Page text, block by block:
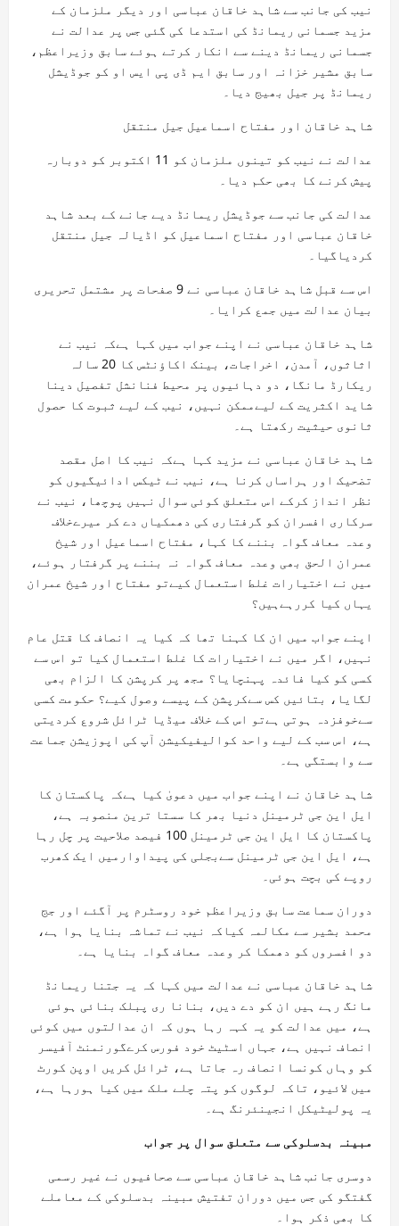
نیب کی جانب سے شاہد خاقان عباسی اور دیگر ملزمان کے
مزید جسمانی ریمانڈ کی استدعا کی گئی جس پر عدالت نے
جسمانی ریمانڈ دینے سے انکار کرتے ہوئے سابق وزیراعظم،
سابق مشیر خزانہ اور سابق ایم ڈی پی ایس او کو جوڈیشل
ریمانڈ پر جیل بھیج دیا۔
شاہد خاقان اور مفتاح اسماعیل جیل منتقل
عدالت نے نیب کو تینوں ملزمان کو 11 اکتوبر کو دوبارہ
پیش کرنے کا بھی حکم دیا۔
عدالت کی جانب سے جوڈیشل ریمانڈ دیے جانے کے بعد شاہد
خاقان عباسی اور مفتاح اسماعیل کو اڈیالہ جیل منتقل
کردیاگیا۔
اس سے قبل شاہد خاقان عباسی نے 9 صفحات پر مشتمل تحریری
بیان عدالت میں جمع کرایا۔
شاہد خاقان عباسی نے اپنے جواب میں کہا ہےکہ نیب نے
اثاثوں، آمدن، اخراجات، بینک اکاؤنٹس کا 20 سالہ
ریکارڈ مانگا، دو دہائیوں پر محیط فنانشل تفصیل دینا
شاید اکثریت کے لیےممکن نہیں، نیب کے لیے ثبوت کا حصول
ثانوی حیثیت رکھتا ہے۔
شاہد خاقان عباسی نے مزید کہا ہےکہ نیب کا اصل مقصد
تضحیک اور ہراساں کرنا ہے، نیب نے ٹیکس ادائیگیوں کو
نظر انداز کرکے اس متعلق کوئی سوال نہیں پوچھا، نیب نے
سرکاری افسران کو گرفتاری کی دھمکیاں دے کر میرےخلاف
وعدہ معاف گواہ بننے کا کہا، مفتاح اسماعیل اور شیخ
عمران الحق بھی وعدہ معاف گواہ نہ بننے پر گرفتار ہوئے،
میں نے اختیارات غلط استعمال کیےتو مفتاح اور شیخ عمران
یہاں کیا کررہےہیں؟
اپنے جواب میں ان کا کہنا تھا کہ کیا یہ انصاف کا قتل عام
نہیں، اگر میں نے اختیارات کا غلط استعمال کیا تو اس سے
کسی کو کیا فائدہ پہنچایا؟ مجھ پر کرپشن کا الزام بھی
لگایا، بتائیں کس سےکرپشن کے پیسے وصول کیے؟ حکومت کسی
سےخوفزدہ ہوتی ہےتو اس کے خلاف میڈیا ٹرائل شروع کردیتی
ہے، اس سب کے لیے واحد کوالیفیکیشن آپ کی اپوزیشن جماعت
سے وابستگی ہے۔
شاہد خاقان نے اپنے جواب میں دعویٰ کیا ہےکہ پاکستان کا
ایل این جی ٹرمینل دنیا بھر کا سستا ترین منصوبہ ہے،
پاکستان کا ایل این جی ٹرمینل 100 فیصد صلاحیت پر چل رہا
ہے، ایل این جی ٹرمینل سےبجلی کی پیداوارمیں ایک کھرب
روپے کی بچت ہوئی۔
دوران سماعت سابق وزیراعظم خود روسٹرم پر آگئے اور جج
محمد بشیر سے مکالمہ کیاکہ نیب نے تماشہ بنایا ہوا ہے،
دو افسروں کو دھمکا کر وعدہ معاف گواہ بنایا ہے۔
شاہد خاقان عباسی نے عدالت میں کہا کہ یہ جتنا ریمانڈ
مانگ رہے ہیں ان کو دے دیں، بنانا ری پبلک بنائی ہوئی
ہے، میں عدالت کو یہ کہہ رہا ہوں کہ ان عدالتوں میں کوئی
انصاف نہیں ہے، جہاں اسٹیٹ خود فورس کرےگورنمنٹ آفیسر
کو وہاں کونسا انصاف رہ جاتا ہے، ٹرائل کریں اوپن کورٹ
میں لائیو، تاکہ لوگوں کو پتہ چلے ملک میں کیا ہورہا ہے،
یہ پولیٹیکل انجینئرنگ ہے۔
مبینہ بدسلوکی سے متعلق سوال پر جواب
دوسری جانب شاہد خاقان عباسی سے صحافیوں نے غیر رسمی
گفتگو کی جس میں دوران تفتیش مبینہ بدسلوکی کے معاملے
کا بھی ذکر ہوا۔